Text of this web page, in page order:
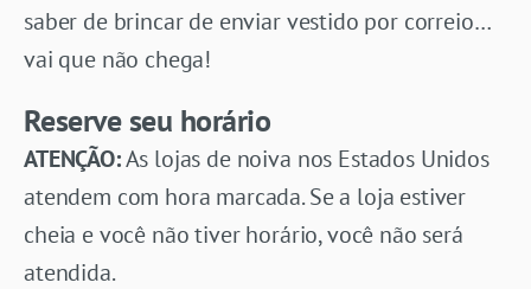
saber de brincar de enviar vestido por correio…
vai que não chega!
Reserve seu horário
ATENÇÃO:As lojas de noiva nos Estados Unidos
atendem com hora marcada. Se a loja estiver
cheia e você não tiver horário, você não será
atendida.